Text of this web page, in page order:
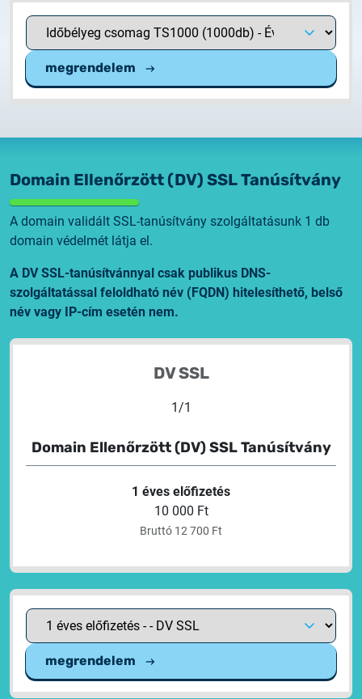
megrendelem
Domain Ellenőrzött (DV) SSL Tanúsítvány
A domain validált SSL-tanúsítvány szolgáltatásunk 1 db
domain védelmét látja el.
A DV SSL-tanúsítvánnyal csak publikus DNS-
szolgáltatással feloldható név (FQDN) hitelesíthető, belső
név vagy IP-cím esetén nem.
DV SSL
1 /1
Domain Ellenőrzött (DV) SSL Tanúsítvány
1 éves előfizetés
10 000 Ft
Bruttó 12 700 Ft
megrendelem